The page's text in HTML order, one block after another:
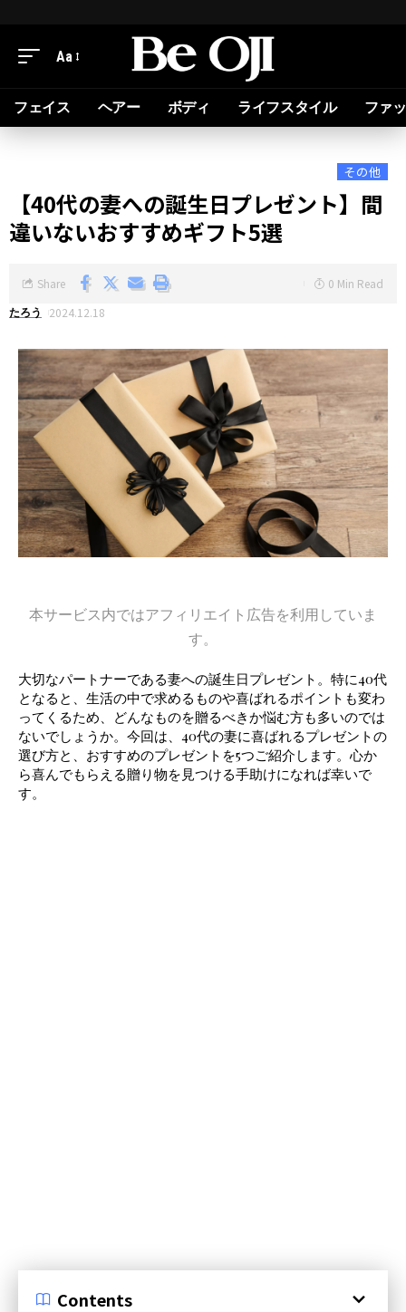
Aa
フェイス ヘアー ボディ ライフスタイル ファ
その他
【40代の妻への誕生日プレゼント】間
違いないおすすめギフト5選
たろう 2024.12.18
Share 0 Min Read
本サービス内ではアフィリエイト広告を利用していま
す。
大切なパートナーである妻への誕生日プレゼント。特に40代
となると、生活の中で求めるものや喜ばれるポイントも変わ
ってくるため、どんなものを贈るべきか悩む方も多いのでは
ないでしょうか。今回は、40代の妻に喜ばれるプレゼントの
選び方と、おすすめのプレゼントを5つご紹介します。心か
ら喜んでもらえる贈り物を見つける手助けになれば幸いで
す。
Contents